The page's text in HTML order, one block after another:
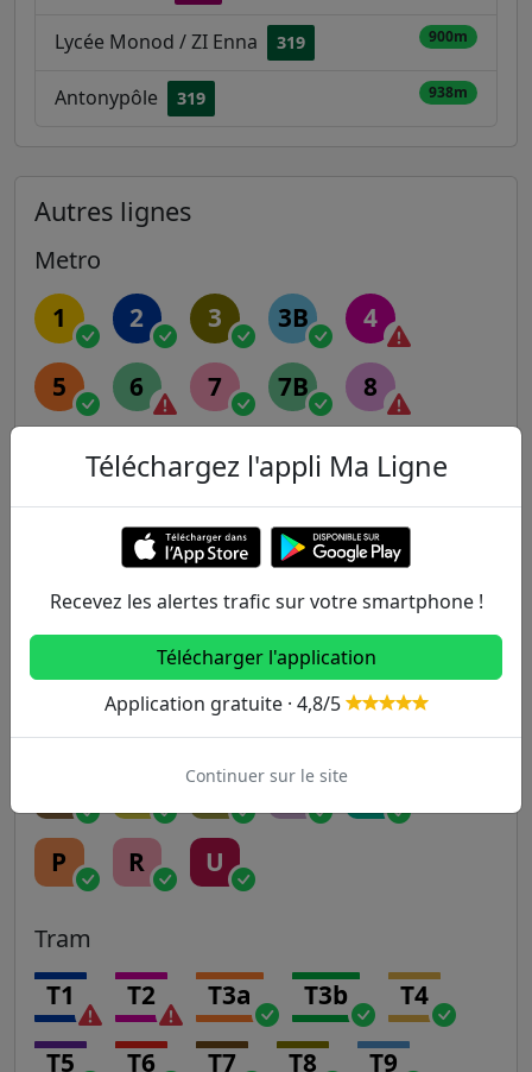
Lycée Monod / ZI Enna 319 900m
Antonypôle 319 938m
Autres lignes
Metro
1 2 3 3B 4
5 6 7 7B 8
10 11 12 13
RER
C D E
Transilien
K L
P R U
Tram
T1 T2 T3a T3b T4
T5 T6 T7 T8 T9
Téléchargez l'appli Ma Ligne
Recevez les alertes trafic sur votre smartphone !
Télécharger l'application
Application gratuite · 4,8/5
Continuer sur le site